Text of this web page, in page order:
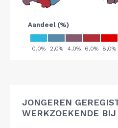
JONGEREN
WERKZOEKENDE BIJ